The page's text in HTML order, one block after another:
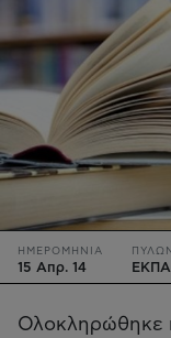
ΗΜΕΡΟΜΗΝΙΑ
15 Απρ. 14
Ολοκληρώθηκε